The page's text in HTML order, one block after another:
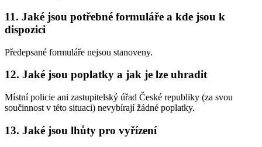
11. Jaké jsou potřebné formuláře a kde jsou k
dispozici
Předepsané formuláře nejsou stanoveny.
12. Jaké jsou poplatky a jak je lze uhradit
Místní policie ani zastupitelský úřad České republiky (za svou
součinnost v této situaci) nevybírají žádné poplatky.
13. Jaké jsou lhůty pro vyřízení